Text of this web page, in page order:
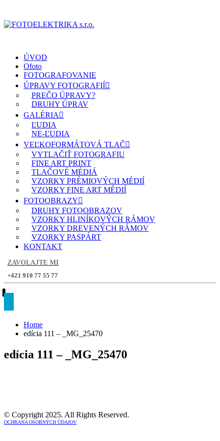
ÚVOD
Ofoto
FOTOGRAFOVANIE
ÚPRAVY FOTOGRAFIÍ
PREČO ÚPRAVY?
DRUHY ÚPRAV
GALÉRIA
ĽUDIA
NE-ĽUDIA
VEĽKOFORMÁTOVÁ TLAČ
VYTLAČIŤ FOTOGRAFIU
FINE ART PRINT
TLAČOVÉ MÉDIÁ
VZORKY PRÉMIOVÝCH MÉDIÍ
VZORKY FINE ART MÉDIÍ
FOTOOBRAZY
DRUHY FOTOOBRAZOV
VZORKY HLINÍKOVÝCH RÁMOV
VZORKY DREVENÝCH RÁMOV
VZORKY PASPÁRT
KONTAKT
ZAVOLAJTE MI
+421 910 77 55 77
Home
edícia 111 – _MG_25470
edícia 111 – _MG_25470
© Copyright 2025. All Rights Reserved.
OCHRANA OSOBNÝCH ÚDAJOV